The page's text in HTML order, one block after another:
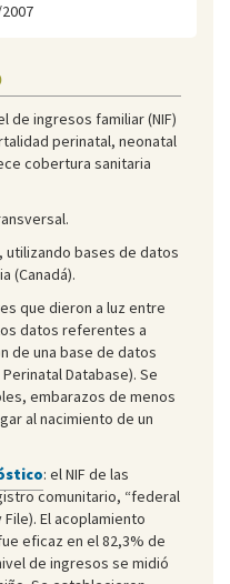
de ingresos familiar (NIF)
perinatal, neonatal
cobertura sanitaria
utilizando bases de datos
(Canadá).
que dieron a luz entre
datos referentes a
de una base de datos
Database). Se
embarazos de menos
al nacimiento de un
: el NIF de las
comunitario, “federal
El acoplamiento
eficaz en el 82,3% de
de ingresos se midió